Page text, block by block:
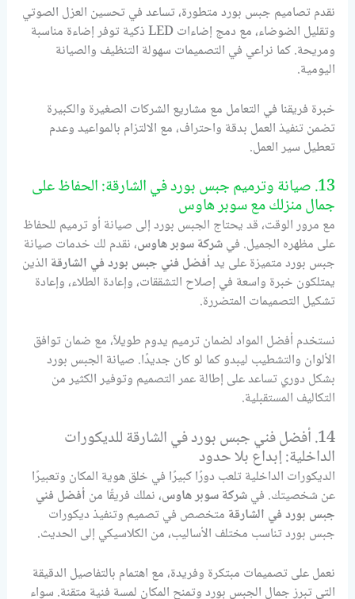
نقدم تصاميم جبس بورد متطورة، تساعد في تحسين العزل الصوتي
وتقليل الضوضاء، مع دمج إضاءات LED ذكية توفر إضاءة مناسبة
ومريحة. كما نراعي في التصميمات سهولة التنظيف والصيانة
اليومية.
خبرة فريقنا في التعامل مع مشاريع الشركات الصغيرة والكبيرة
تضمن تنفيذ العمل بدقة واحتراف، مع الالتزام بالمواعيد وعدم
تعطيل سير العمل.
13. صيانة وترميم جبس بورد في الشارقة: الحفاظ على
جمال منزلك مع سوبر هاوس
مع مرور الوقت، قد يحتاج الجبس بورد إلى صيانة أو ترميم للحفاظ
على مظهره الجميل. فيشركة سوبر هاوس، نقدم لك خدمات صيانة
جبس بورد متميزة على يدأفضل فني جبس بورد في الشارقة الذين
يمتلكون خبرة واسعة في إصلاح التشققات، وإعادة الطلاء، وإعادة
تشكيل التصميمات المتضررة.
نستخدم أفضل المواد لضمان ترميم يدوم طويلاً، مع ضمان توافق
الألوان والتشطيب ليبدو كما لو كان جديدًا. صيانة الجبس بورد
بشكل دوري تساعد على إطالة عمر التصميم وتوفير الكثير من
التكاليف المستقبلية.
14. أفضل فني جبس بورد في الشارقة للديكورات
الداخلية: إبداع بلا حدود
الديكورات الداخلية تلعب دورًا كبيرًا في خلق هوية المكان وتعبيرًا
عن شخصيتك. فيشركة سوبر هاوس، نملك فريقًا من أفضل فني
جبس بورد في الشارقة متخصص في تصميم وتنفيذ ديكورات
جبس بورد تناسب مختلف الأساليب، من الكلاسيكي إلى الحديث.
نعمل على تصميمات مبتكرة وفريدة، مع اهتمام بالتفاصيل الدقيقة
التي تبرز جمال الجبس بورد وتمنح المكان لمسة فنية متقنة. سواء